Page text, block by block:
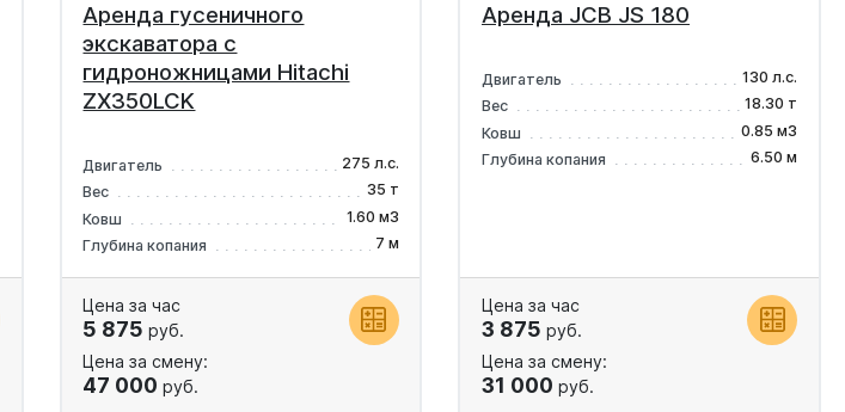
Аренда гусеничного
экскаватора с
гидроножницами Hitachi
ZX350LCK
Двигатель
275 л.с.
Вес
35 т
Ковш
1.60 м3
Глубина копания
7 м
Цена за час
5 875 руб.
Цена за смену:
47 000 руб.
Аренда JCB JS 180
Двигатель
130 л.с.
Вес
18.30 т
Ковш
0.85 м3
Глубина копания
6.50 м
Цена за час
3 875 руб.
Цена за смену:
31 000 руб.